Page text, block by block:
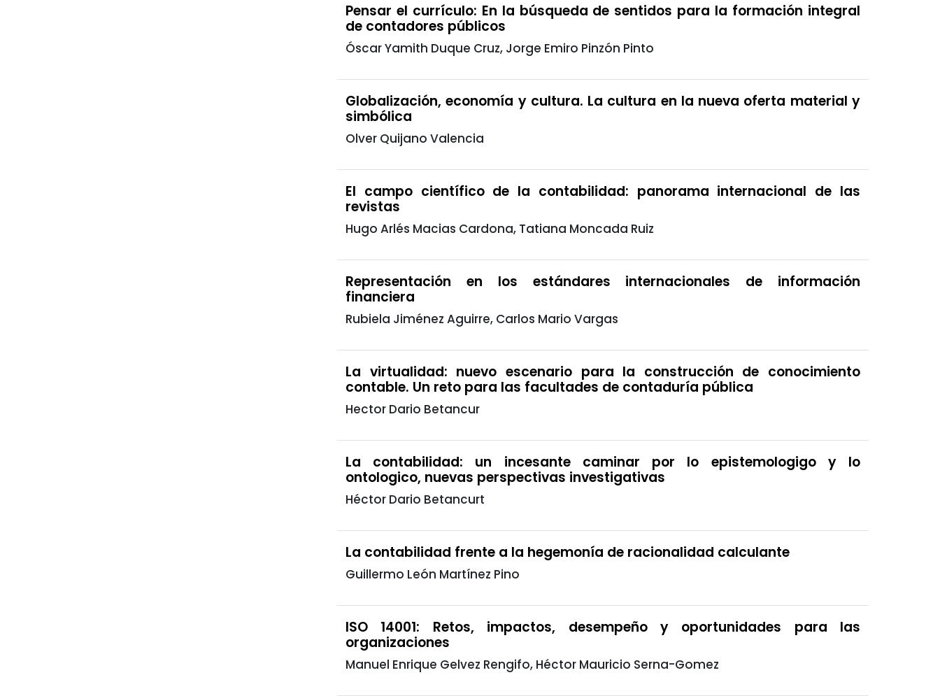
Pensar el currículo: En la búsqueda de sentidos para la formación integral
de contadores públicos
Óscar Yamith Duque Cruz, Jorge Emiro Pinzón Pinto
Globalización, economía y cultura. La cultura en la nueva oferta material y
simbólica
Olver Quijano Valencia
El campo científico de la contabilidad: panorama internacional de las
revistas
Hugo Arlés Macias Cardona, Tatiana Moncada Ruiz
Representación en los estándares internacionales de información
financiera
Rubiela Jiménez Aguirre, Carlos Mario Vargas
La virtualidad: nuevo escenario para la construcción de conocimiento
contable. Un reto para las facultades de contaduría pública
Hector Dario Betancur
La contabilidad: un incesante caminar por lo epistemologigo y lo
ontologico, nuevas perspectivas investigativas
Héctor Dario Betancurt
La contabilidad frente a la hegemonía de racionalidad calculante
Guillermo León Martínez Pino
ISO 14001: Retos, impactos, desempeño y oportunidades para las
organizaciones
Manuel Enrique Gelvez Rengifo, Héctor Mauricio Serna-Gomez